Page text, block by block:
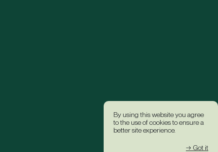
By using this website you agree
to the use of cookies to ensure a
better site experience.
→ Got it